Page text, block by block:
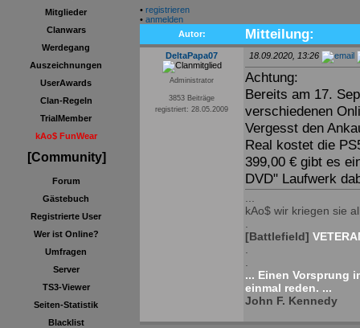
Mitglieder
Clanwars
Werdegang
Auszeichnungen
UserAwards
Clan-Regeln
TrialMember
kAo$ FunWear
[Community]
Forum
Gästebuch
Registrierte User
Wer ist Online?
Umfragen
Server
TS3-Viewer
Seiten-Statistik
Blacklist
• registrieren
• anmelden
Autor:
Mitteilung:
DeltaPapa07
Administrator
3853 Beiträge
registriert: 28.05.2009
18.09.2020, 13:26
Achtung:
Bereits am 17.
verschiedenen
Vergesst den
Real kostet die
399,00 € gibt es
DVD" Laufwerk
kAo$ wir kriegen sie
[Battlefield]
... Einen Vorsprung
einmal reden. ...
John F. Kennedy